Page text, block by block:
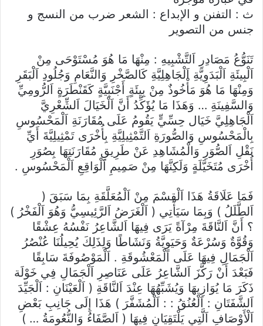
ث : التفنن و الإبداع : الشعر ضرب من النسج و
جنس من التصوير
تَنَوُّعُ مَصَادِرِ اَلتَّشْبِيهِ : مِنْهَا مَا هُوَ مُسْتَوْحَى مِنْ
اَلْبِيئَةِ اَلْبَدَوِيَّةِ اَلْجَاهِلِيَّةِ كَالصَّخْرِ وَالنَّعَامِ وَجُلُودِ اَلْبَقَرِ
وَمِنْهَا مَا هُوَ مَأْخُوذٌ مِنْ بِيئَةٍ أَجْنَبِيَّةٍ كَقَنْطَرَةٍ اَلرُّومِيِّ
وَالسَّفِينَةِ … وَهَذَا مَا يُؤَكِّدُ أَنَّ اَلْخَيَالَ اَلشِّعْرِيَّ
اَلْجَاهِلِيَّ خَيَال حِسِّيٍّ يَقُومُ عَلَى مُقَارَنَةِ اَلْمَحْسُوسِ
بِالْمَحْسُوسِ وَالصُّورَةِ اَلتَّمْثِيلِيَّةِ بِأُخْرَى تَمْثِيلِيَّةَ أَيِّ
نَقْلِ اَلصُّوَرِ وَالْمُشَاهِدِ عَنْ طَرِيقِ مُقَارَنَتِهَا بِصُوَرِ
أُخْرَى مُتَخَيَّلَةٍ وَلَكِنَّهَا مِنْ صَمِيمِ اَلْوَاقِعِ اَلْمَحْسُوسِ .
فَمَا عَلَاقَةُ هَذَا اَلْقِسْمَ مِنْ اَلْمُعَلَّقَةِ بِمَا سَبَقَ (
اَلطَّلَلُ ) وَبِمَا سَيَأْتِي ( اَلْغَرَضُ اَلرَّئِيسِيُّ وَهُوَ اَلْفَخْرُ )
؟ أَنَّ اَلنَّاقَةَ مِرْآةً يَرَى فِيهَا اَلشَّاعِرُ نَفْسُهُ عِشْقًا
وَقُوَّةٌ وَسُرْعَةٌ وَحَيَوِيَّةُ وَنَشَاطًا وَلِذَلِكَ يُحِيلُنَا عُنْصُرُ
اَلْجَمَالِ فِيهَا عَلَى اَلْمَعْشُوقَةِ . اَلْمَوْصُوفَةَ سَابِقًا
فَبَعْدَ أَنْ رَكَّزَ اَلشَّاعِرُ عَلَى عَنَاصِرِ اَلْجَمَالِ فِي خَوْلَة
ذَكَرَ مَا يُوَازِيهَا وَيُشَبِّهُهَا عِنْدَ اَلنَّاقَةِ ( اَلْعَيْنَانِ : اَلْجَيِّدَ
اَلشَّفَتَانِ : اَلْعُنُقُ : : اَلْمُشَفَّرَ ) هَذَا إِلَى جَانِبِ بَعْضِ
اَلْأَوْصَافِ اَلَّتِي يَلْتَقِيَانِ فِيهَا ( اَلصَّفَاءُ وَالنُّعُومَةُ … )